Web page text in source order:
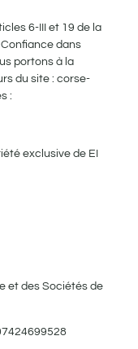
6-III et 19 de la
Confiance dans
portons à la
du site : corse-
:
exclusive de EI
et des Sociétés de